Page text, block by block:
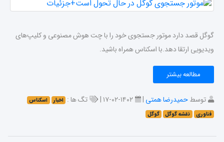
گوگل قصد دارد موتور جستجوی خود را با چت هوش مصنوعی و کلیپ‌های
ویدیویی ارتقا دهد.با اسکناس همراه باشید.
مطالعه بیشتر
توسطحمیدرضا همتی | ۱۴۰۲-۰۲-۱۷ | تگ ها : اخبار
اسکناس
فناوری
نقشه گوگل گوگل